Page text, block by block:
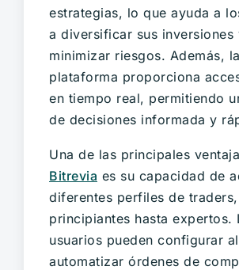
estrategias, lo que ayuda a
a diversificar sus inversiones
minimizar riesgos. Además, la
plataforma proporciona
en tiempo real, permitiendo
de decisiones informada y
Una de las principales
Bitrevia es su capacidad de
diferentes perfiles de
principiantes hasta expertos.
usuarios pueden configurar
automatizar órdenes de